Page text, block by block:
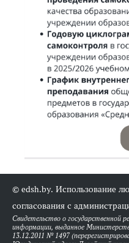
© edsh.by. Использование
согласования с
Свидетельство о государственной
информации, выданное
13.12.2011 № 1497